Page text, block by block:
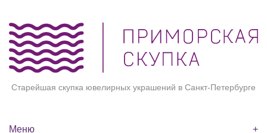
Старейшая скупка ювелирных украшений в Санкт-Петербурге
Меню +